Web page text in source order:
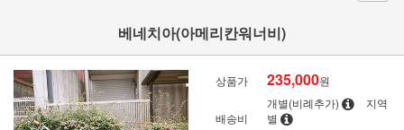
베네치아(아메리칸워너비)
상품가 235,000원
배송비
개별(비례추가)
지역
별